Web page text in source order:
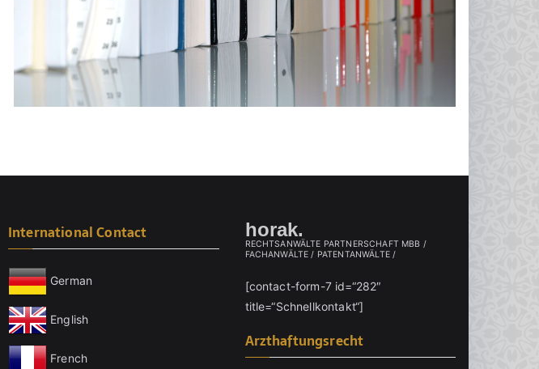
International Contact
German
English
French
horak.
RECHTSANWÄLTE PARTNERSCHAFT MBB /
FACHANWÄLTE / PATENTANWÄLTE /
[contact-form-7 id=“282″
title=“Schnellkontakt“]
Arzthaftungsrecht